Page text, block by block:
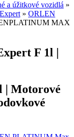
a úžitkové vozidlá »
» ORLEN
MAX
F 1l |
| Motorové